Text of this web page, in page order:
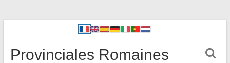
Provinciales Romaines